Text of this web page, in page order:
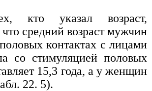
кто указал возраст,
средний возраст мужчин
контактах с лицами
со стимуляцией половых
15,3 года, а у женщин
22. 5).